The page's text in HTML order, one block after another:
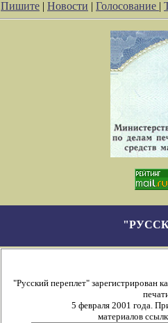
Пишите | Новости | Голосование |
"Русский переплет" зарегистрирован
5 февраля 2001 года.
материалов